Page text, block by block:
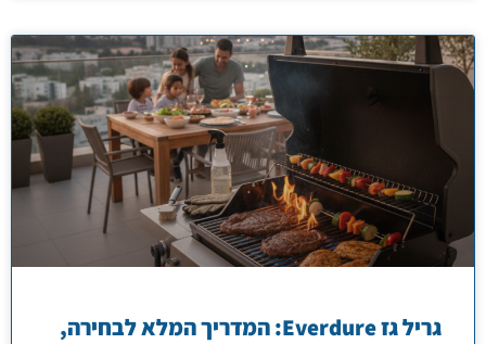
גריל גז Everdure: המדריך המלא לבחירה,